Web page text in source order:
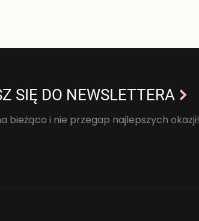
SIĘ DO NEWSLETTERA
bieżąco i nie przegap najlepszych okazji!